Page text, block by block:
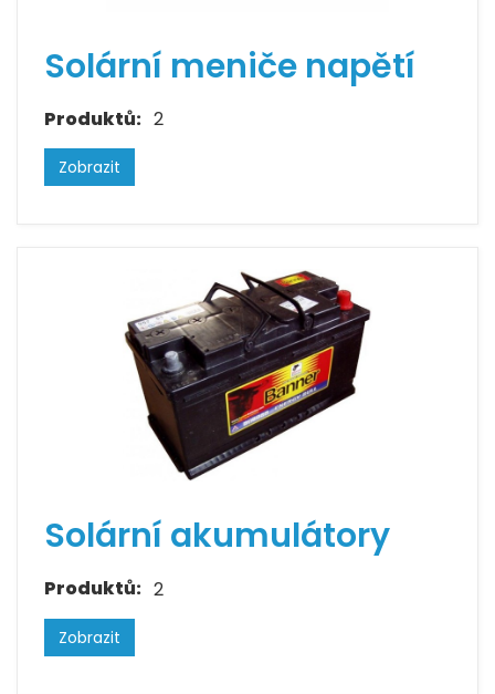
Solární meniče napětí
Produktů: 2
Zobrazit
Solární akumulátory
Produktů: 2
Zobrazit